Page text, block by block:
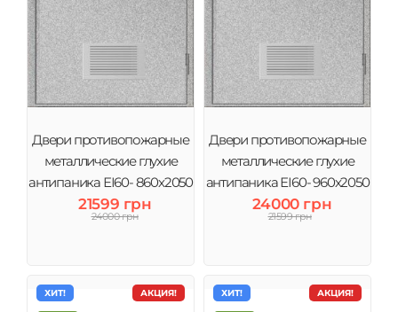
Двери противопожарные
металлические глухие
антипаника ЕІ60- 860х2050
мм
21599 грн
24000 грн
Двери противопожарные
металлические глухие
антипаника ЕІ60- 960х2050
мм
24000 грн
21599 грн
АКЦИЯ!
ХИТ! АКЦИЯ!
ХИТ!